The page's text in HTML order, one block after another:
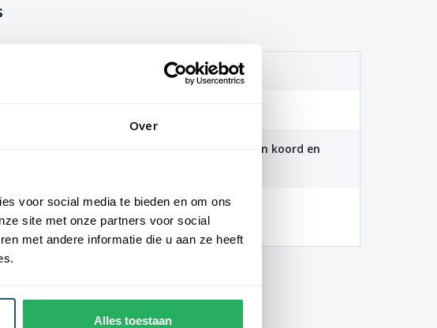
Over
voor social media te bieden en om ons
site met onze partners voor social
met andere informatie die u aan ze heeft
Alles toestaan
Afmetingen t/m 100x150cm zijn voorzien van een koord en
6 maanden (afhankelijk van de locatie en